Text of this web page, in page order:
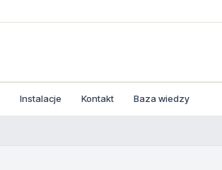
Instalacje Kontakt Baza wiedzy